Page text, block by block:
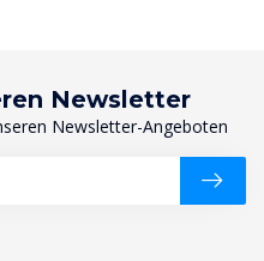
Newsletter
Newsletter-Angeboten